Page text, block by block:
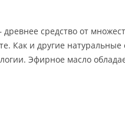
средство от
Как и другие натуральные
Эфирное масло